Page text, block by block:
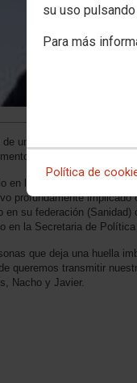
su uso
Para más
Política de
un infarto cerebral
de lucha,
en las Comisiones
profundamente
en su federación
en la Secretaria de Política
que deja una huella
queremos transmitir
Nacho y Javier.